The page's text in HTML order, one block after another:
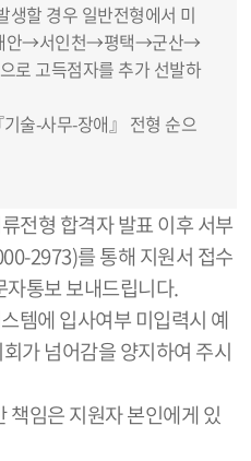
할 경우 일반전형에서 미
안→서인천→평택→군산→
고득점자를 추가 선발하
술-사무-장애』 전형 순으
전형 합격자 발표 이후 서부
2973)를 통해 지원서 접수
통보 보내드립니다.
템에 입사여부 미입력시 예
가 넘어감을 양지하여 주시
임은 지원자 본인에게 있